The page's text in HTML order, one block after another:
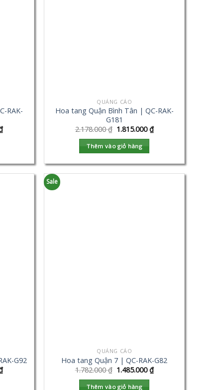
RAK-
QUẢNG CÁO
Hoa tang Quận Bình Tân | QC-RAK-
G181
2.178.000₫ 1.815.000₫
Thêm vào giỏ hàng
G92
Sale
QUẢNG CÁO
Hoa tang Quận 7 | QC-RAK-G82
1.782.000₫ 1.485.000₫
Thêm vào giỏ hàng